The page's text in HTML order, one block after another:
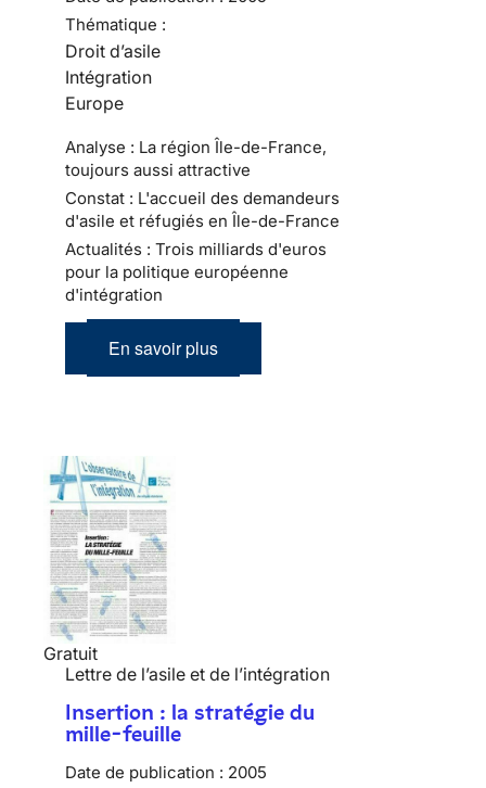
Thématique :
Droit d’asile
Intégration
Europe
Analyse : La région Île-de-France,
toujours aussi attractive
Constat : L'accueil des demandeurs
d'asile et réfugiés en Île-de-France
Actualités : Trois milliards d'euros
pour la politique européenne
d'intégration
En savoir plus
Gratuit
Lettre de l’asile et de l’intégration
Insertion : la stratégie du
mille-feuille
Date de publication : 2005